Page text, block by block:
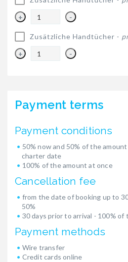
+ -
Zusätzliche Handtücher -
+ -
Payment terms
Payment conditions
50% now and 50% of the
charter date
100% of the amount at once
Cancellation fee
from the date of booking up to
50%
30 days prior to arrival - 100% of
Payment methods
Wire transfer
Credit cards online